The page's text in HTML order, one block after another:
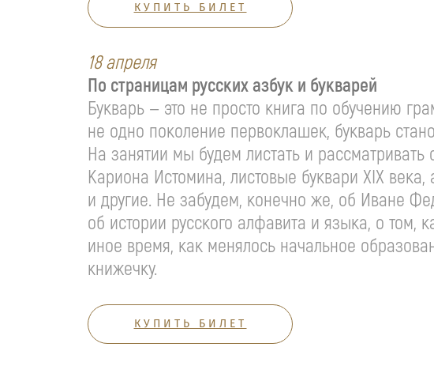
КУПИТЬ БИЛЕТ
18 апреля
По страницам русских азбук и букварей
Букварь — это не просто книга по обучению
не одно поколение первоклашек, букварь
На занятии мы будем листать и
Кариона Истомина, листовые буквари XIX
и другие. Не забудем, конечно же, об Иване
об истории русского алфавита и языка, о том,
иное время, как менялось начальное
книжечку.
КУПИТЬ БИЛЕТ